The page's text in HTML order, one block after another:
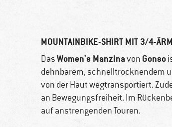
MOUNTAINBIKE-SHIRT MIT 3/4-
DasWomen's Manzinavon Gonso
dehnbarem, schnelltrocknendem
von der Haut wegtransportiert.
an Bewegungsfreiheit. Im
auf anstrengenden Touren.